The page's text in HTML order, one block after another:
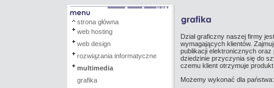
strona główna
web hosting
web design
rozwiązania informatyczne
multimedia
grafika
Dział graficzny naszej firmy
wymagających klientów.
publikacji elektronicznych oraz
dziedzinie przyczynia się do
czemu klient otrzymuje
Możemy wykonać dla państwa: